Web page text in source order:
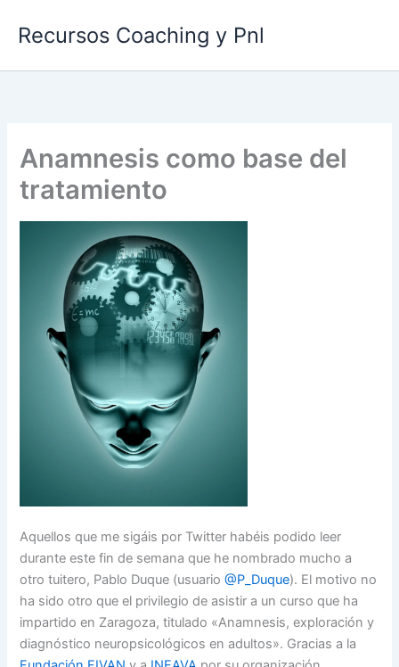
Recursos Coaching y Pnl
Anamnesis como base del
tratamiento
Aquellos que me sigáis por Twitter habéis podido leer
durante este fin de semana que he nombrado mucho a
otro tuitero, Pablo Duque (usuario@P_Duque). El motivo no
ha sido otro que el privilegio de asistir a un curso que ha
impartido en Zaragoza, titulado «Anamnesis, exploración y
diagnóstico neuropsicológicos en adultos». Gracias a la